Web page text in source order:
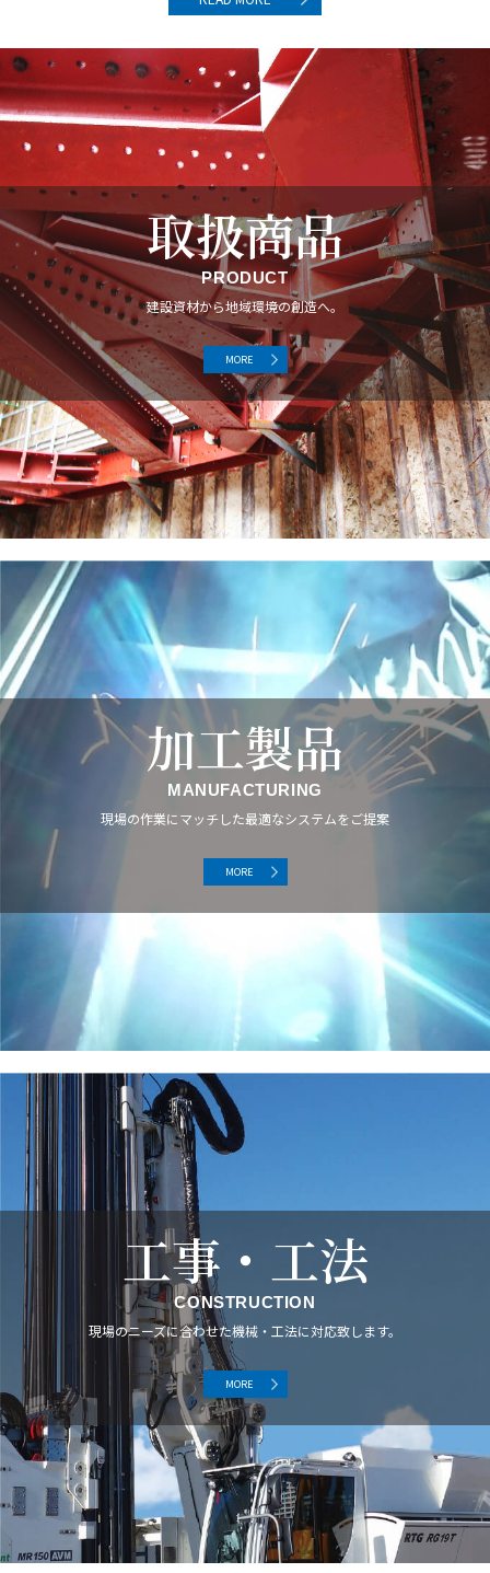
取扱商品
PRODUCT
建設資材から地域環境の創造へ。
MORE
加工製品
MANUFACTURING
現場の作業にマッチした最適なシステムをご提案
MORE
工事・工法
CONSTRUCTION
現場のニーズに合わせた機械・工法に対応致します。
MORE